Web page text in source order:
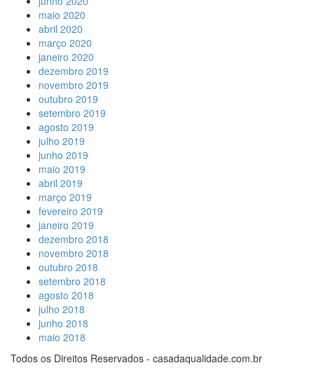
maio 2020
abril 2020
março 2020
janeiro 2020
dezembro 2019
novembro 2019
outubro 2019
setembro 2019
agosto 2019
julho 2019
junho 2019
maio 2019
abril 2019
março 2019
fevereiro 2019
janeiro 2019
dezembro 2018
novembro 2018
outubro 2018
setembro 2018
agosto 2018
julho 2018
junho 2018
maio 2018
Todos os Direitos Reservados - casadaqualidade.com.br